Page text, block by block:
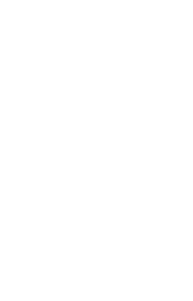
canal de Twitter